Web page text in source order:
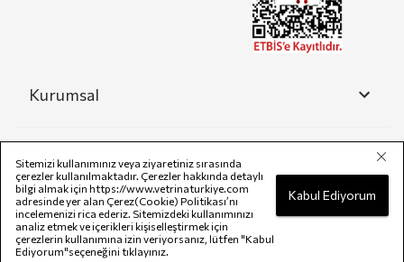
Kurumsal
Yardım
Yasal
Sitemizi kullanımınız veya ziyaretiniz sırasında
çerezler kullanılmaktadır. Çerezler hakkında detaylı
bilgi almak için https://www.vetrinaturkiye.com
adresinde yer alan Çerez(Cookie) Politikası’nı
incelemenizi rica ederiz. Sitemizdeki kullanımınızı
analiz etmek ve içerikleri kişiselleştirmek için
çerezlerin kullanımına izin veriyorsanız, lütfen "Kabul
Ediyorum"seçeneğini tıklayınız.
Kabul Ediyorum